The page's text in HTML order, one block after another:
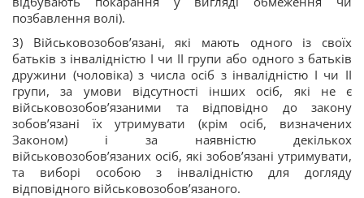
позбавлення волі).
3) Військовозобов’язані, які мають одного із своїх
батьків з інвалідністю І чи ІІ групи або одного з батьків
дружини (чоловіка) з числа осіб з інвалідністю І чи ІІ
групи, за умови відсутності інших осіб, які не є
військовозобов’язаними та відповідно до закону
зобов’язані їх утримувати (крім осіб, визначених
Законом) і за наявністю декількох
військовозобов’язаних осіб, які зобов’язані утримувати,
та виборі особою з інвалідністю для догляду
відповідного військовозобов’язаного.